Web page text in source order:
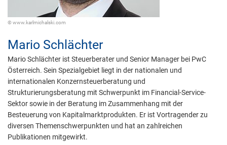
© www.karlmichalski.com
Mario Schlächter
Mario Schlächter ist Steuerberater und Senior Manager bei PwC
Österreich. Sein Spezialgebiet liegt in der nationalen und
internationalen Konzernsteuerberatung und
Strukturierungsberatung mit Schwerpunkt im Financial-Service-
Sektor sowie in der Beratung im Zusammenhang mit der
Besteuerung von Kapitalmarktprodukten. Er ist Vortragender zu
diversen Themenschwerpunkten und hat an zahlreichen
Publikationen mitgewirkt.